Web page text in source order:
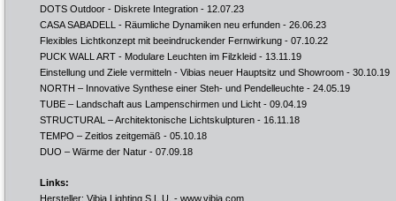
DOTS Outdoor - Diskrete Integration - 12.07.23
CASA SABADELL - Räumliche Dynamiken neu erfunden - 26.06.23
Flexibles Lichtkonzept mit beeindruckender Fernwirkung - 07.10.22
PUCK WALL ART - Modulare Leuchten im Filzkleid - 13.11.19
Einstellung und Ziele vermitteln - Vibias neuer Hauptsitz und Showroom - 30.10.19
NORTH – Innovative Synthese einer Steh- und Pendelleuchte - 24.05.19
TUBE – Landschaft aus Lampenschirmen und Licht - 09.04.19
STRUCTURAL – Architektonische Lichtskulpturen - 16.11.18
TEMPO – Zeitlos zeitgemäß - 05.10.18
DUO – Wärme der Natur - 07.09.18
Links:
Hersteller: Vibia Lighting S.L.U. - www.vibia.com